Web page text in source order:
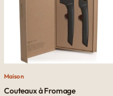
Maison
Couteaux à Fromage